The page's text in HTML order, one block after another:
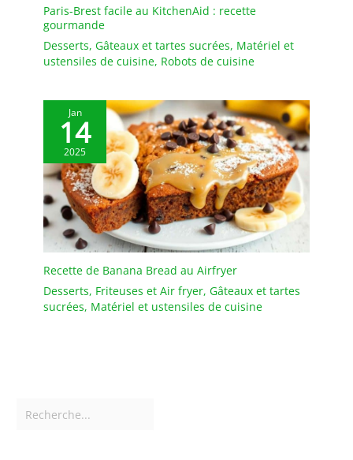
Paris-Brest facile au KitchenAid : recette
gourmande
Desserts, Gâteaux et tartes sucrées, Matériel et
ustensiles de cuisine, Robots de cuisine
Jan
14
2025
Recette de Banana Bread au Airfryer
Desserts, Friteuses et Air fryer, Gâteaux et tartes
sucrées, Matériel et ustensiles de cuisine